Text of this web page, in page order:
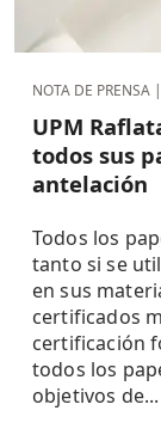
NOTA DE PRENSA |
UPM
todos sus
antelación
Todos los
tanto si se
en sus
certificados
certificación
todos los
objetivos de...